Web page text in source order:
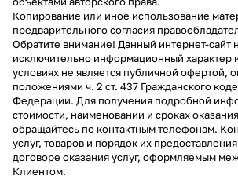
Копирование или иное использование
предварительного согласия
Обратите внимание! Данный интернет-сайт
исключительно информационный характер
условиях не является публичной офертой,
положениями ч. 2 ст. 437 Гражданского
Федерации. Для получения подробной
стоимости, наименовании и сроках
обращайтесь по контактным телефонам.
услуг, товаров и порядок их
договоре оказания услуг, оформляемым
Клиентом.